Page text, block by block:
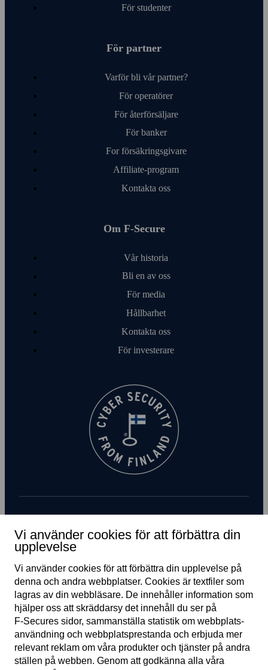
För studenter
För partner
Varför bli vår partner?
För operatörer
För åter­försäljare
För banker
For försäkringsgivare
Affiliate-program
Kontakta oss
Om F‑Secure
Vår historia
Bli en av oss
För media
Hållbarhet
Kontakta oss
För investerare
Prenumerera på nyhetsbrev
SE
Vi använder cookies för att förbättra din
upplevelse
Vi använder cookies för att förbättra din upplevelse på
denna och andra webb­platser. Cookies är text­filer som
lagras av din webb­läsare. De innehåller information som
hjälper oss att skräddarsy det innehåll du ser på
F‑Secures sidor, samman­ställa statistik om webb­plats­
användning och webb­plats­prestanda och erbjuda mer
relevant reklam om våra produkter och tjänster på andra
ställen på webben. Genom att godkänna alla våra